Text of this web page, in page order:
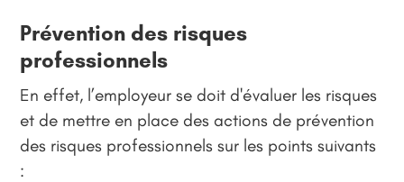
Prévention des risques
professionnels
En effet, l’employeur se doit d'évaluer les risques
et de mettre en place des actions de prévention
des risques professionnels sur les points suivants
: